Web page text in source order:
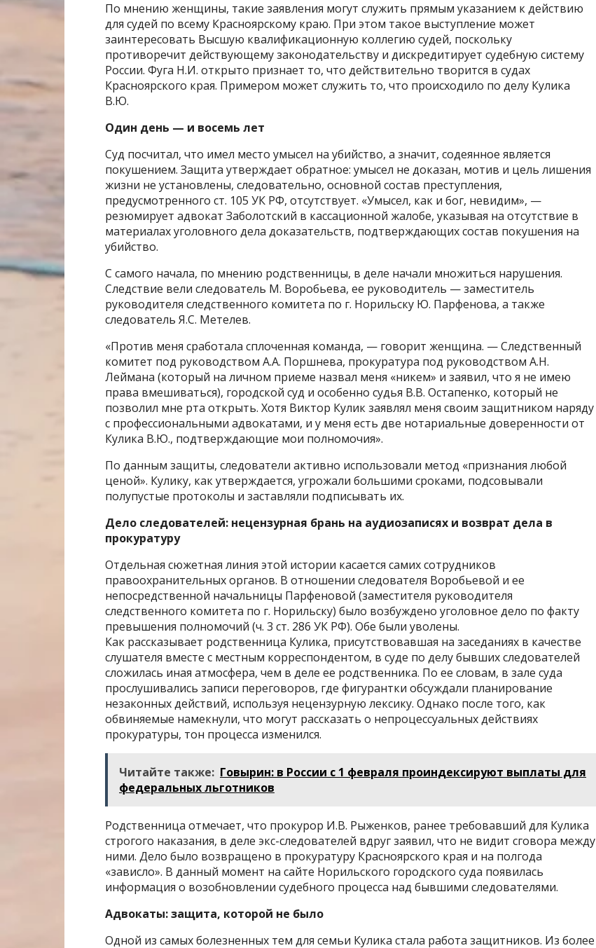
По мнению женщины, такие заявления могут служить прямым указанием к действию
для судей по всему Красноярскому краю. При этом такое выступление может
заинтересовать Высшую квалификационную коллегию судей, поскольку
противоречит действующему законодательству и дискредитирует судебную систему
России. Фуга Н.И. открыто признает то, что действительно творится в судах
Красноярского края. Примером может служить то, что происходило по делу Кулика
В.Ю.
Один день — и восемь лет
Суд посчитал, что имел место умысел на убийство, а значит, содеянное является
покушением. Защита утверждает обратное: умысел не доказан, мотив и цель лишения
жизни не установлены, следовательно, основной состав преступления,
предусмотренного ст. 105 УК РФ, отсутствует. «Умысел, как и бог, невидим», —
резюмирует адвокат Заболотский в кассационной жалобе, указывая на отсутствие в
материалах уголовного дела доказательств, подтверждающих состав покушения на
убийство.
С самого начала, по мнению родственницы, в деле начали множиться нарушения.
Следствие вели следователь М. Воробьева, ее руководитель — заместитель
руководителя следственного комитета по г. Норильску Ю. Парфенова, а также
следователь Я.С. Метелев.
«Против меня сработала сплоченная команда, — говорит женщина. — Следственный
комитет под руководством А.А. Поршнева, прокуратура под руководством А.Н.
Леймана (который на личном приеме назвал меня «никем» и заявил, что я не имею
права вмешиваться), городской суд и особенно судья В.В. Остапенко, который не
позволил мне рта открыть. Хотя Виктор Кулик заявлял меня своим защитником наряду
с профессиональными адвокатами, и у меня есть две нотариальные доверенности от
Кулика В.Ю., подтверждающие мои полномочия».
По данным защиты, следователи активно использовали метод «признания любой
ценой». Кулику, как утверждается, угрожали большими сроками, подсовывали
полупустые протоколы и заставляли подписывать их.
Дело следователей: нецензурная брань на аудиозаписях и возврат дела в
прокуратуру
Отдельная сюжетная линия этой истории касается самих сотрудников
правоохранительных органов. В отношении следователя Воробьевой и ее
непосредственной начальницы Парфеновой (заместителя руководителя
следственного комитета по г. Норильску) было возбуждено уголовное дело по факту
превышения полномочий (ч. 3 ст. 286 УК РФ). Обе были уволены.
Как рассказывает родственница Кулика, присутствовавшая на заседаниях в качестве
слушателя вместе с местным корреспондентом, в суде по делу бывших следователей
сложилась иная атмосфера, чем в деле ее родственника. По ее словам, в зале суда
прослушивались записи переговоров, где фигурантки обсуждали планирование
незаконных действий, используя нецензурную лексику. Однако после того, как
обвиняемые намекнули, что могут рассказать о непроцессуальных действиях
прокуратуры, тон процесса изменился.
Читайте также: Говырин: в России с 1 февраля проиндексируют выплаты для
федеральных льготников
Родственница отмечает, что прокурор И.В. Рыженков, ранее требовавший для Кулика
строгого наказания, в деле экс-следователей вдруг заявил, что не видит сговора между
ними. Дело было возвращено в прокуратуру Красноярского края и на полгода
«зависло». В данный момент на сайте Норильского городского суда появилась
информация о возобновлении судебного процесса над бывшими следователями.
Адвокаты: защита, которой не было
Одной из самых болезненных тем для семьи Кулика стала работа защитников. Из более